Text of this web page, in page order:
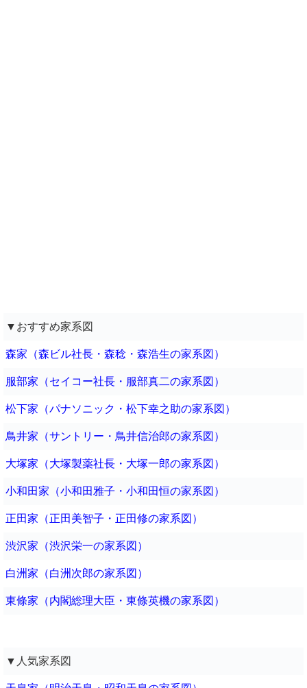
▼おすすめ家系図
森家（森ビル社長・森稔・森浩生の家系図）
服部家（セイコー社長・服部真二の家系図）
松下家（パナソニック・松下幸之助の家系図）
鳥井家（サントリー・鳥井信治郎の家系図）
大塚家（大塚製薬社長・大塚一郎の家系図）
小和田家（小和田雅子・小和田恒の家系図）
正田家（正田美智子・正田修の家系図）
渋沢家（渋沢栄一の家系図）
白洲家（白洲次郎の家系図）
東條家（内閣総理大臣・東條英機の家系図）
▼人気家系図